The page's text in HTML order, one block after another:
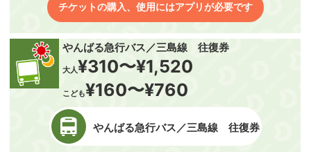
チケットの購入、使用にはアプリが必要です
やんばる急行バス／三島線 往復券
大人¥310〜¥1,520
こども¥160〜¥760
やんばる急行バス／三島線 往復券